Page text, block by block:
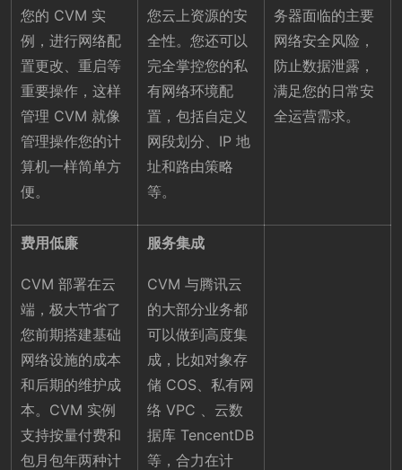
您的 CVM 实
例，进行网络配
置更改、重启等
重要操作，这样
管理 CVM 就像
管理操作您的计
算机一样简单方
便。
您云上资源的安
全性。您还可以
完全掌控您的私
有网络环境配
置，包括自定义
网段划分、IP 地
址和路由策略
等。
务器面临的主要
网络安全风险，
防止数据泄露，
满足您的日常安
全运营需求。
费用低廉
CVM 部署在云
端，极大节省了
您前期搭建基础
网络设施的成本
和后期的维护成
本。CVM 实例
支持按量付费和
包月包年两种计
服务集成
CVM 与腾讯云
的大部分业务都
可以做到高度集
成，比如对象存
储 COS、私有网
络 VPC 、云数
据库 TencentDB
等，合力在计